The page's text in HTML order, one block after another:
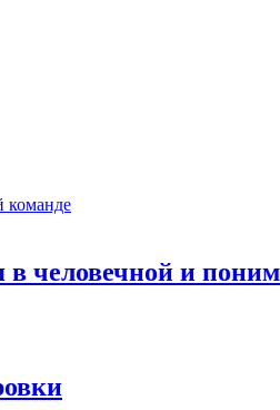
в человечной и